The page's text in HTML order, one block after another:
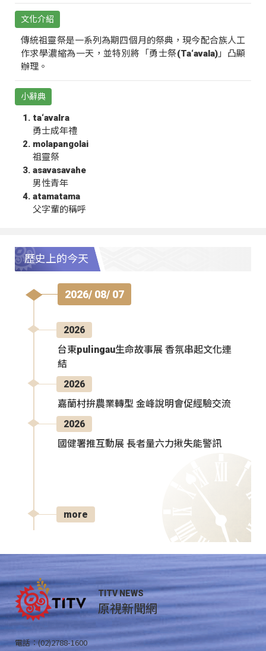
文化介紹
傳統祖靈祭是一系列為期四個月的祭典，現今配合族人工
作求學濃縮為一天，並特別將「勇士祭(Ta‘avala)」凸顯
辦理。
小辭典
ta‘avalra
勇士成年禮
molapangolai
祖靈祭
asavasavahe
男性青年
atamatama
父字輩的稱呼
歷史上的今天
2026/ 08/ 07
2026
台東pulingau生命故事展 香氛串起文化連
結
2026
嘉蘭村拚農業轉型 金峰說明會促經驗交流
2026
國健署推互動展 長者量六力揪失能警訊
more
TITV NEWS
原視新聞網
電話：(02)2788-1600